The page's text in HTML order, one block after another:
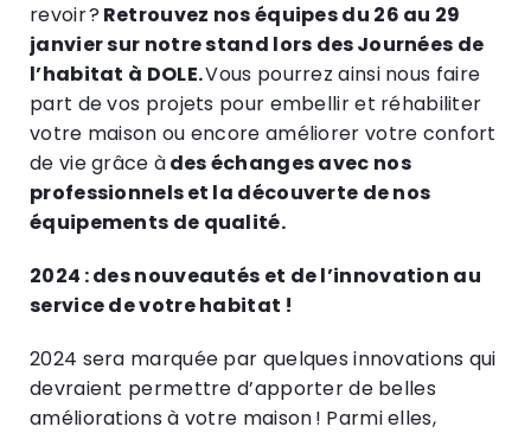
revoir ? Retrouvez nos équipes du 26 au 29
janvier sur notre stand lors desJournées de
l’habitat à DOLE.Vous pourrez ainsi nous faire
part de vos projets pour embellir et réhabiliter
votre maison ou encore améliorer votre confort
de vie grâce àdes échanges avec nos
professionnels et la découverte de nos
équipements de qualité.
2024 : des nouveautés et de l’innovation au
service de votre habitat !
2024 sera marquée par quelques innovations qui
devraient permettre d’apporter de belles
améliorations à votre maison ! Parmi elles,